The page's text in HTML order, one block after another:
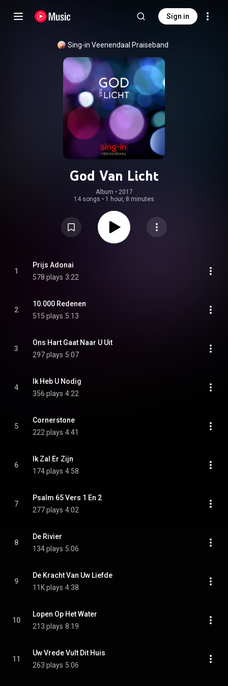
Sign in
Sing-in Veenendaal Praiseband
God Van Licht
Album • 2017
14 songs • 1 hour, 8 minutes
1
Prijs Adonai
578 plays 3:22
2
10.000 Redenen
515 plays 5:13
3
Ons Hart Gaat Naar U Uit
297 plays 5:07
4
Ik Heb U Nodig
356 plays 4:22
5
Cornerstone
222 plays 4:41
6
Ik Zal Er Zijn
174 plays 4:58
7
Psalm 65 Vers 1 En 2
277 plays 4:02
8
De Rivier
134 plays 5:06
9
De Kracht Van Uw Liefde
11K plays 4:38
10
Lopen Op Het Water
213 plays 8:19
11
Uw Vrede Vult Dit Huis
263 plays 5:06